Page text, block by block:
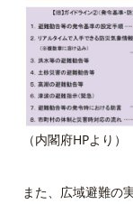
（内閣府HPより）
また、広域避難の